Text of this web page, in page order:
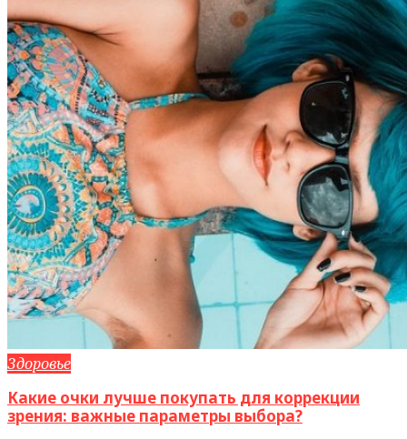
Здоровье
Какие очки лучше покупать для коррекции
зрения: важные параметры выбора?